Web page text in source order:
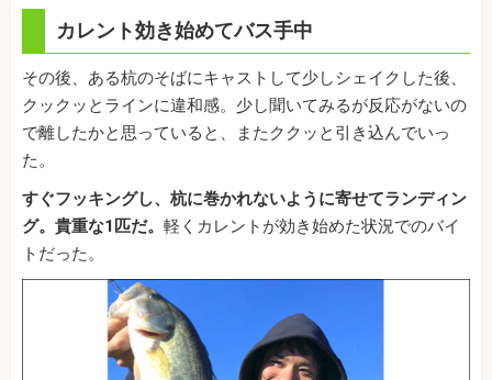
カレント効き始めてバス手中
その後、ある杭のそばにキャストして少しシェイクした後、
クックッとラインに違和感。少し聞いてみるが反応がないの
で離したかと思っていると、またククッと引き込んでいっ
た。
すぐフッキングし、杭に巻かれないように寄せてランディン
グ。貴重な1匹だ。 軽くカレントが効き始めた状況でのバイ
トだった。